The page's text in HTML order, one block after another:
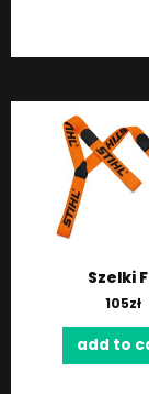
Szelki
105zł
add to